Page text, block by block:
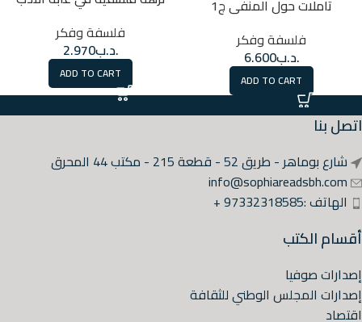
تاملات حول المنفى ج1
فلسفة وفكر
.د.ب6.600
ADD TO CART
فلسفة وفكر
.د.ب2.970
ADD TO CART
اتصل بنا
شارع بوماهر - طريق 52 - قطعة 215 - مكتب 44 المحرق
info@sophiareadsbh.com
الهاتف :97332318585 +
أقسام الكتب
إصدارات صوفيا
إصدارات المجلس الوطني للثقافة
اقتصاد